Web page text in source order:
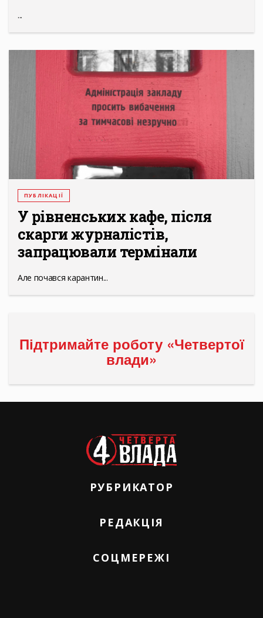
...
ПУБЛІКАЦІЇ
У рівненських кафе, після
скарги журналістів,
запрацювали термінали
Але почався карантин...
Підтримайте роботу «Четвертої
влади»
РУБРИКАТОР
РЕДАКЦІЯ
СОЦМЕРЕЖІ